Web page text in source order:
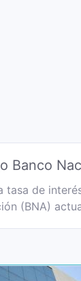
Banco
tasa de
(BNA)